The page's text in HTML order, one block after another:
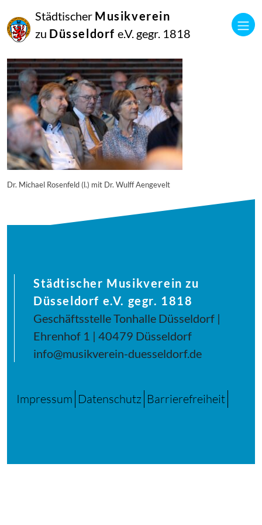
Städtischer Musikverein
zu Düsseldorf e.V. gegr. 1818
Juli
2025
Manfred Hill
Dr. Michael Rosenfeld (l.) mit Dr. Wulff Aengevelt
Städtischer Musikverein zu
Düsseldorf e.V. gegr. 1818
Geschäftsstelle Tonhalle Düsseldorf |
Ehrenhof 1 | 40479 Düsseldorf
info@musikverein-duesseldorf.de
Impressum Datenschutz Barrierefreiheit